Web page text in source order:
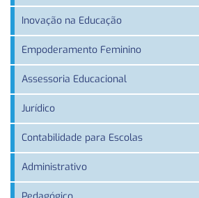
Inovação na Educação
Empoderamento Feminino
Assessoria Educacional
Jurídico
Contabilidade para Escolas
Administrativo